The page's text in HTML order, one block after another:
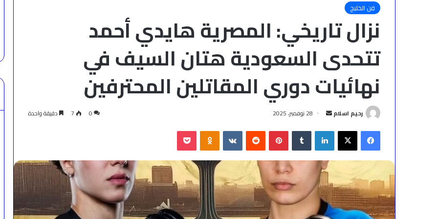
فن الخليج
نزال تاريخي: المصرية هايدي أحمد
تتحدى السعودية هتان السيف في
نهائيات دوري المقاتلين المحترفين
رحيم اسلام
أرسل
إلكترونيا
28 نوفمبر، 2025 0
7 دقيقة واحدة
فيسبوك‫X لينكدإن بينتيريست Odnoklassniki
‫Pocket